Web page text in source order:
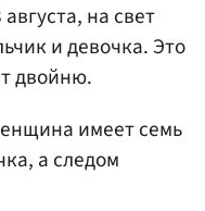
на свет
и девочка. Это
двойню.
имеет семь
а следом